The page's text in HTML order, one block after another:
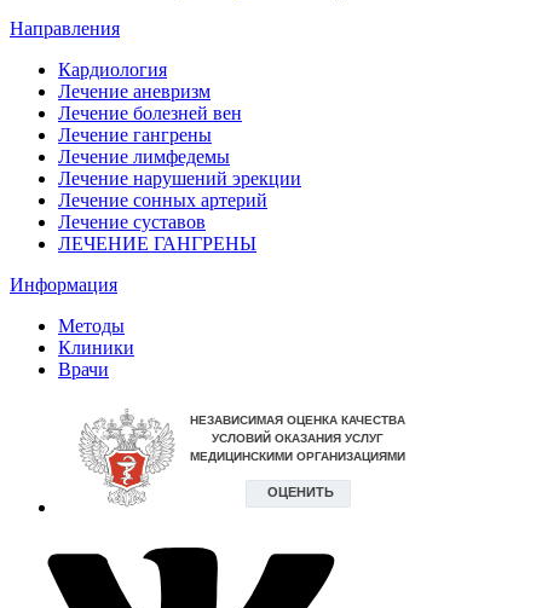
Направления
Кардиология
Лечение аневризм
Лечение болезней вен
Лечение гангрены
Лечение лимфедемы
Лечение нарушений эрекции
Лечение сонных артерий
Лечение суставов
ЛЕЧЕНИЕ ГАНГРЕНЫ
Информация
Методы
Клиники
Врачи